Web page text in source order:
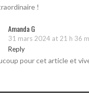
!
Amanda G
31 mars 2024 at 21 h 36
Reply
pour cet article et